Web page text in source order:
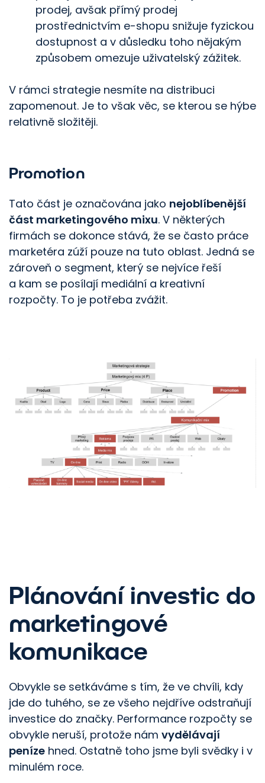
prodej, avšak přímý prodej
prostřednictvím e-shopu snižuje fyzickou
dostupnost a v důsledku toho nějakým
způsobem omezuje uživatelský zážitek.
V rámci strategie nesmíte na distribuci
zapomenout. Je to však věc, se kterou se hýbe
relativně složitěji.
Promotion
Tato část je označována jako nejoblíbenější
část marketingového mixu. V některých
firmách se dokonce stává, že se často práce
marketéra zúží pouze na tuto oblast. Jedná se
zároveň o segment, který se nejvíce řeší
a kam se posílají mediální a kreativní
rozpočty. To je potřeba zvážit.
Plánování investic do
marketingové
komunikace
Obvykle se setkáváme s tím, že ve chvíli, kdy
jde do tuhého, se ze všeho nejdříve odstraňují
investice do značky. Performance rozpočty se
obvykle neruší, protože nám vydělávají
peníze hned. Ostatně toho jsme byli svědky i v
minulém roce.